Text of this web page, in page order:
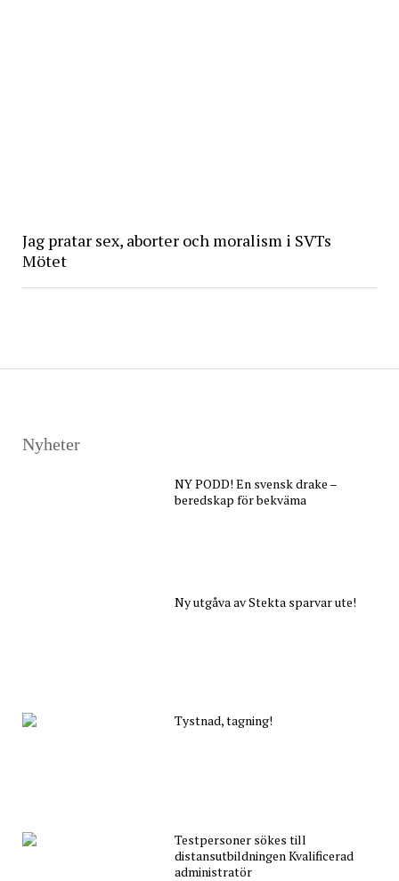
Jag pratar sex, aborter och moralism i SVTs
Mötet
Nyheter
NY PODD! En svensk drake –
beredskap för bekväma
Ny utgåva av Stekta sparvar ute!
Tystnad, tagning!
Testpersoner sökes till
distansutbildningen Kvalificerad
administratör